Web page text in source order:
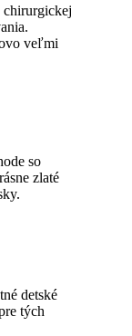
chirurgickej
veľmi
so
zlaté
detské
tých